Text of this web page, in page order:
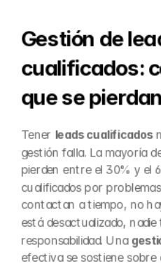
Gestión de
cualificados:
que se
Tener leads cualificados
gestión falla. La mayoría
pierden entre el 30% y el
cualificados por
contactan a tiempo, no
está desactualizado, nadie
responsabilidad. Una
efectiva se sostiene sobre